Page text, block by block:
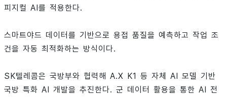
피지컬 AI를 적용한다.
스마트야드 데이터를 기반으로 용접 품질을 예측하고 작업 조
건을 자동 최적화하는 방식이다.
SK텔레콤은 국방부와 협력해 A.X K1 등 자체 AI 모델 기반
국방 특화 AI 개발을 추진한다. 군 데이터 활용을 통한 AI 전